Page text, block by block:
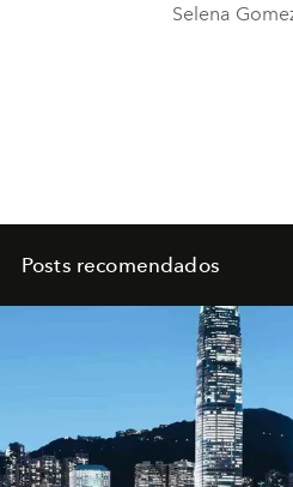
Selena
Posts recomendados